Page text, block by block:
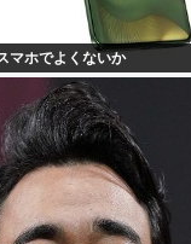
マホでよくないか